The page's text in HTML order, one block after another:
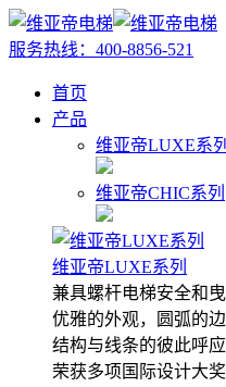
服务热线： 400-8856-521
首页
产品
维亚帝LUXE系列
维亚帝CHIC系列
维亚帝LUXE系列
兼具螺杆电梯安全和
优雅的外观，圆弧的
结构与线条的彼此呼
荣获多项国际设计大奖